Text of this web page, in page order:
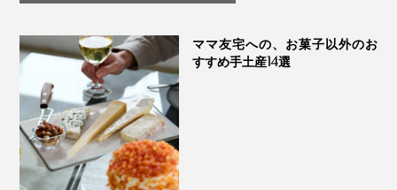
ママ友宅への、お菓子以外のお
すすめ手土産14選